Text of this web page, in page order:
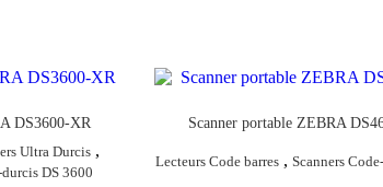
DS3600-XR
Ultra Durcis ,
DS 3600
Scanner portable ZEBRA
Lecteurs Code barres ,Scanners